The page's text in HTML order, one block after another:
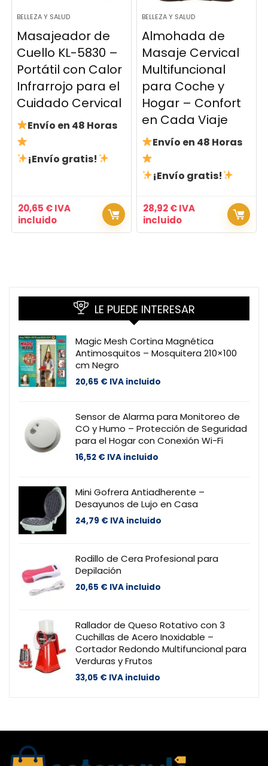
BELLEZA Y SALUD
Masajeador de
Cuello KL-5830 –
Portátil con Calor
Infrarrojo para el
Cuidado Cervical
Envío en 48 Horas
¡Envío gratis!
20,65 €IVA
incluido
BELLEZA Y SALUD
Almohada de
Masaje Cervical
Multifuncional
para Coche y
Hogar – Confort
en Cada Viaje
Envío en 48 Horas
¡Envío gratis!
28,92€IVA
incluido
LE PUEDE INTERESAR
Magic Mesh Cortina Magnética
Antimosquitos – Mosquitera 210×100
cm Negro
20,65 € IVA incluido
Sensor de Alarma para Monitoreo de
CO y Humo – Protección de Seguridad
para el Hogar con Conexión Wi-Fi
16,52 € IVA incluido
Mini Gofrera Antiadherente –
Desayunos de Lujo en Casa
24,79 € IVA incluido
Rodillo de Cera Profesional para
Depilación
20,65 € IVA incluido
Rallador de Queso Rotativo con 3
Cuchillas de Acero Inoxidable –
Cortador Redondo Multifuncional para
Verduras y Frutos
33,05 € IVA incluido